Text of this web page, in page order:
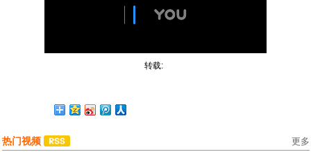
转载:
热门视频 更多